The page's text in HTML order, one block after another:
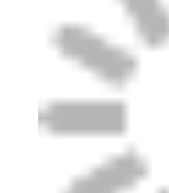
স্পোর্টস রাবারের মেঝে
খেলার মাঠের রাবার
ফিটনেস রাবার মেঝে